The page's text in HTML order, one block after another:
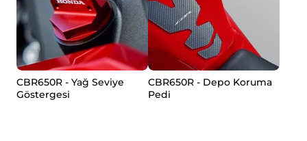
CBR650R - Yağ Seviye
Göstergesi
CBR650R - Depo Koruma
Pedi